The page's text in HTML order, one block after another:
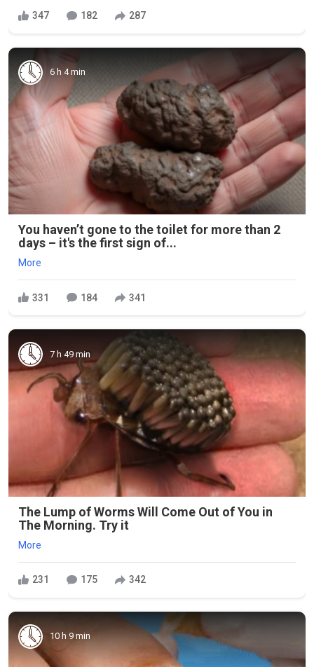
347 182 287
6 h 4 min
You haven’t gone to the toilet for more than 2
days – it's the first sign of...
More
331 184 341
7 h 49 min
The Lump of Worms Will Come Out of You in
The Morning. Try it
More
231 175 342
10 h 9 min